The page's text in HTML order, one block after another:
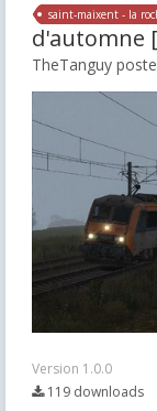
saint-maixent - la
d'automne
TheTanguy
Version 1.0.0
119 downloads